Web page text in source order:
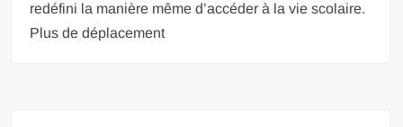
redéfini la manière même d’accéder à la vie scolaire.
Plus de déplacement